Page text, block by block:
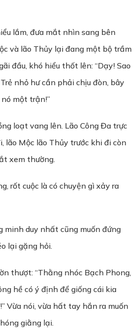
lắm, đưa mắt nhìn sang bên
và lão Thủy lại đang một bộ trầm
đầu, khó hiểu thốt lên: “Dạy! Sao
nhỏ hư cần phải chịu đòn, bây
một trận!”
loạt vang lên. Lão Công Đa trực
lão Mộc lão Thủy trước khi đi còn
xem thường.
rốt cuộc là có chuyện gì xảy ra
minh duy nhất cũng muốn đứng
lại gặng hỏi.
thượt: “Thằng nhóc Bạch Phong,
hề có ý định để giống cái kia
Vừa nói, vừa hất tay hắn ra muốn
giằng lại.